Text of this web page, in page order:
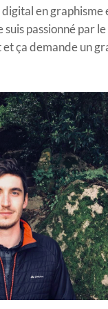
en graphisme
passionné par
ça demande un